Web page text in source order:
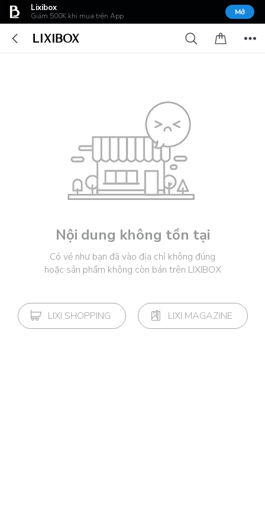
Lixibox
Giảm 500K khi mua trên App Mở
Nội dung không tồn tại
Có vẻ như bạn đã vào địa chỉ không đúng
hoặc sản phẩm không còn bán trên LIXIBOX
LIXI SHOPPING LIXI MAGAZINE